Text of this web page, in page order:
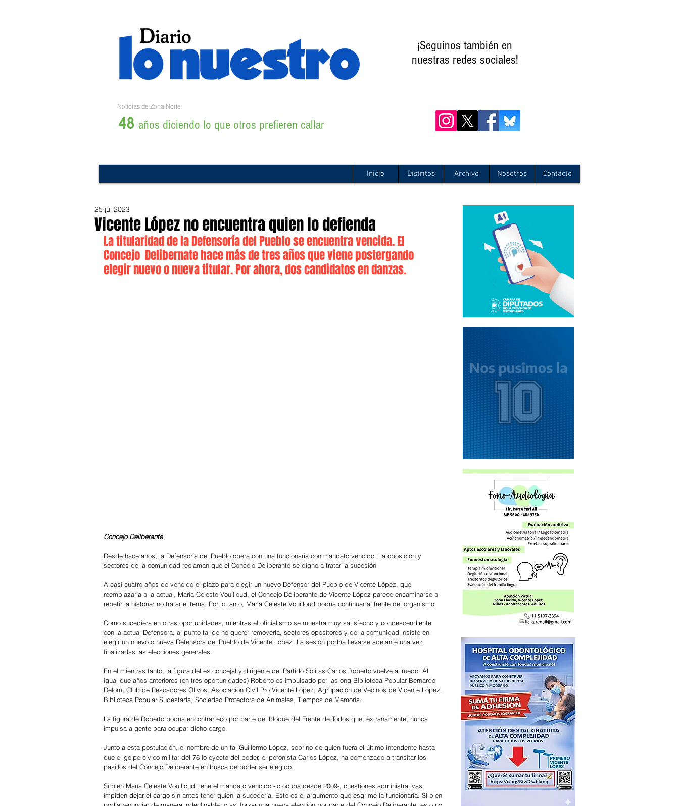
¡Seguinos también en
nuestras redes sociales!
Noticias de Zona Norte
48 años diciendo lo que otros prefieren callar
Inicio Distritos Archivo Nosotros Contacto
Vicente López no encuentra quien lo defienda
25 jul 2023
La titularidad de la Defensoría del Pueblo se encuentra vencida. El
Concejo  Delibernate hace más de tres años que viene postergando
elegir nuevo o nueva titular. Por ahora, dos candidatos en danzas.
Concejo Deliberante
Desde hace años, la Defensoría del Pueblo opera con una funcionaria con mandato vencido. La oposición y
sectores de la comunidad reclaman que el Concejo Deliberante se digne a tratar la sucesión
A casi cuatro años de vencido el plazo para elegir un nuevo Defensor del Pueblo de Vicente López, que
reemplazaría a la actual, María Celeste Vouilloud, el Concejo Deliberante de Vicente López parece encaminarse a
repetir la historia: no tratar el tema. Por lo tanto, María Celeste Vouilloud podría continuar al frente del organismo.
Como sucediera en otras oportunidades, mientras el oficialismo se muestra muy satisfecho y condescendiente
con la actual Defensora, al punto tal de no querer removerla, sectores opositores y de la comunidad insiste en
elegir un nuevo o nueva Defensora del Pueblo de Vicente López. La sesión podría llevarse adelante una vez
finalizadas las elecciones generales.
En el mientras tanto, la figura del ex concejal y dirigente del Partido Solitas Carlos Roberto vuelve al ruedo. Al
igual que años anteriores (en tres oportunidades) Roberto es impulsado por las ong Biblioteca Popular Bernardo
Delom, Club de Pescadores Olivos, Asociación Civil Pro Vicente López, Agrupación de Vecinos de Vicente López,
Biblioteca Popular Sudestada, Sociedad Protectora de Animales, Tiempos de Memoria.
La figura de Roberto podría encontrar eco por parte del bloque del Frente de Todos que, extrañamente, nunca
impulsa a gente para ocupar dicho cargo.
Junto a esta postulación, el nombre de un tal Guillermo López, sobrino de quien fuera el último intendente hasta
que el golpe cívico-militar del 76 lo eyecto del poder, el peronista Carlos López, ha comenzado a transitar los
pasillos del Concejo Deliberante en busca de poder ser elegido.
Si bien María Celeste Vouilloud tiene el mandato vencido -lo ocupa desde 2009-, cuestiones administrativas
impiden dejar el cargo sin antes tener quien la sucedería. Este es el argumento que esgrime la funcionaria. Si bien